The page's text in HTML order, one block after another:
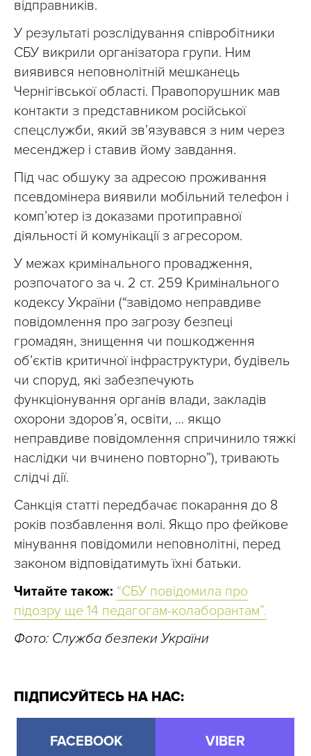
відправників.
У результаті розслідування співробітники
СБУ викрили організатора групи. Ним
виявився неповнолітній мешканець
Чернігівської області. Правопорушник мав
контакти з представником російської
спецслужби, який зв’язувався з ним через
месенджер і ставив йому завдання.
Під час обшуку за адресою проживання
псевдомінера виявили мобільний телефон і
комп’ютер із доказами протиправної
діяльності й комунікації з агресором.
У межах кримінального провадження,
розпочатого за ч. 2 ст. 259 Кримінального
кодексу України (“завідомо неправдиве
повідомлення про загрозу безпеці
громадян, знищення чи пошкодження
об’єктів критичної інфраструктури, будівель
чи споруд, які забезпечують
функціонування органів влади, закладів
охорони здоров’я, освіти, … якщо
неправдиве повідомлення спричинило тяжкі
наслідки чи вчинено повторно”), тривають
слідчі дії.
Санкція статті передбачає покарання до 8
років позбавлення волі. Якщо про фейкове
мінування повідомили неповнолітні, перед
законом відповідатимуть їхні батьки.
Читайте також: “СБУ повідомила про
підозру ще 14 педагогам-колаборантам”.
Фото: Служба безпеки України
ПІДПИСУЙТЕСЬ НА НАС:
FACEBOOK VIBER